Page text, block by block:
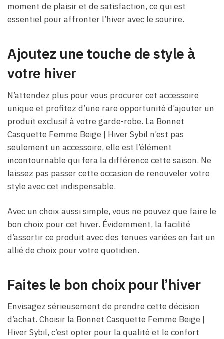
moment de plaisir et de satisfaction, ce qui est
essentiel pour affronter l’hiver avec le sourire.
Ajoutez une touche de style à
votre hiver
N’attendez plus pour vous procurer cet accessoire
unique et profitez d’une rare opportunité d’ajouter un
produit exclusif à votre garde-robe. La Bonnet
Casquette Femme Beige​ | Hiver Sybil n’est pas
seulement un accessoire, elle est l’élément
incontournable qui fera la différence cette saison. Ne
laissez pas passer cette occasion de renouveler votre
style avec cet indispensable.
Avec un choix aussi simple, vous ne pouvez que faire le
bon choix pour cet hiver. Évidemment, la facilité
d’assortir ce produit avec des tenues variées en fait un
allié de choix pour votre quotidien.
Faites le bon choix pour l’hiver
Envisagez sérieusement de prendre cette décision
d’achat. Choisir la Bonnet Casquette Femme Beige​ |
Hiver Sybil, c’est opter pour la qualité et le confort